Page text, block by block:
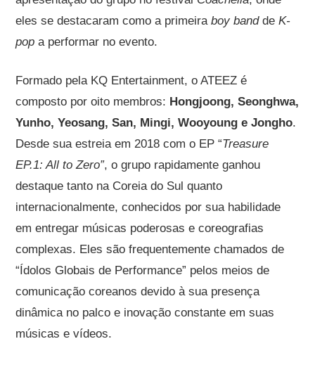
eles se destacaram como a primeiraboy bandde K-
pop a performar no evento.
Formado pela KQ Entertainment, o ATEEZ é
composto por oito membros: Hongjoong, Seonghwa,
Yunho, Yeosang, San, Mingi, Wooyoung e Jongho.
Desde sua estreia em 2018 com o EP “Treasure
EP.1: All to Zero”, o grupo rapidamente ganhou
destaque tanto na Coreia do Sul quanto
internacionalmente, conhecidos por sua habilidade
em entregar músicas poderosas e coreografias
complexas. Eles são frequentemente chamados de
“Ídolos Globais de Performance” pelos meios de
comunicação coreanos devido à sua presença
dinâmica no palco e inovação constante em suas
músicas e vídeos​.